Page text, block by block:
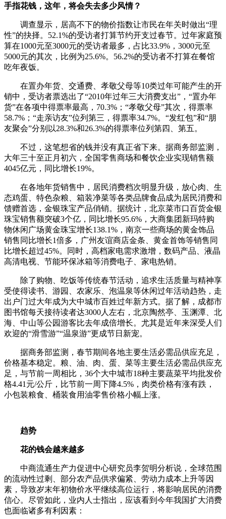
手指花钱，这年，将会失去多少风情？
调查显示，居高不下的物价指数让市民在年关时做出“理
性”的抉择。52.1%的受访者打算节约开支过春节。过年家庭预
算在1000元至3000元的受访者最多，占比33.9%，3000元至
5000元的其次，比例为25.6%。56.2%的受访者不打算在餐馆
吃年夜饭。
在置办年货、交通费、孝敬父母等10类过年可能产生的开
销中，受访者票选出了“2010年过年三大消费支出”，“置办年
货”在各项中得票率最高，70.3%；“孝敬父母”其次，得票率
58.7%；“走亲访友”位列第三，得票率34.7%。“发红包”和“朋
友聚会”分别以28.3%和26.3%的得票率位列第四、第五。
不过，这笔想省的钱并没有真正省下来。据商务部监测，
大年三十至正月初六，全国零售商场和餐饮企业实现销售额
4045亿元，同比增长19%。
在各地年货销售中，居民消费档次明显升级，放心肉、生
态鸡蛋、特色杂粮、箱装净菜等各类品牌食品成为居民消费和
馈赠首选，金银珠宝产品俏销。据统计，北京菜市口百货金银
珠宝销售额突破3个亿，同比增长95.6%，大商集团新玛特购
物休闲广场黄金珠宝增长138.1%，南京一些商场的黄金饰品
销售同比增长1倍多，广州友谊商店金条、黄金首饰等销售同
比增长超过45%。同时，高档家电需求激增，数码产品、液晶
高清电视、节能环保冰箱等消费电子、家电热销。
除了购物、吃饭等传统春节活动，追求生活质量与精神享
受使得读书、游园、农家乐、泡温泉等休闲过年活动趋热，走
出户门过大年成为大中城市百姓过年新方式。据了解，成都市
图书馆每天接待读者达3000人左右，北京陶然亭、玉渊潭、北
海、中山等公园游客比去年成倍增长。尤其是近年来深受人们
欢迎的“滑雪游”“温泉游”更成节日新宠。
据商务部监测，春节期间各地主要生活必需品供应充足，
价格基本稳定。粮、油、肉、蛋、菜等主要生活必需品供应充
足，与节前一周相比，36个大中城市18种主要蔬菜平均批发价
格4.41元/公斤，比节前一周下降4.5%，肉类价格有涨有跌，
小包装粮食、桶装食用油零售价格小幅上涨。
趋势
花的钱会越来越多
中商流通生产力促进中心研究员李贺明分析说，全球范围
的流动性过剩、部分农产品供求偏紧、劳动力成本上升等因
素，导致岁末年初物价水平继续高位运行，将影响居民的消费
信心。尽管如此，业内人士指出，应该看到今年我国扩大消费
也面临诸多有利因素：